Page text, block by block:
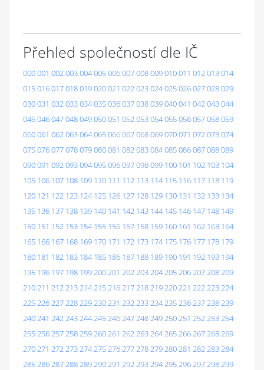
Přehled společností dle IČ
000001 002003004005006007008009010011 012013014
015016017018019020021 022023024025026027028029
030031 032033034035036037038039040041 042043044
045046047048049050051 052053054055056057058059
060061 062063064065066067068069070071 072073074
075076077078079080081 082083084085086087088089
090091 092093094095096097098099 100 101 102 103 104
105 106 107 108 109 110 111 112 113 114 115 116 117 118 119
120 121 122 123 124 125 126 127 128 129 130 131 132 133 134
135 136 137 138 139 140 141 142 143 144 145 146 147 148 149
150 151 152 153 154 155 156 157 158 159 160 161 162 163 164
165 166 167 168 169 170 171 172 173 174 175 176 177 178 179
180 181 182 183 184 185 186 187 188 189 190 191 192 193 194
195 196 197 198 199200201 202203204205206207208209
210211 212213214215216217218219220221 222223224
225226227228229230231 232233234235236237238239
240241 242243244245246247248249250251 252253254
255256257258259260261 262263264265266267268269
270271 272273274275276277278279280281 282283284
285286287288289290291 292293294295296297298299